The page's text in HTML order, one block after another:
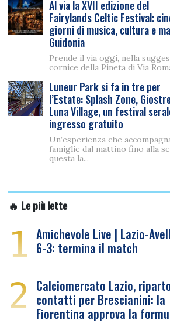
Al via la XVII edizione del
Fairylands Celtic Festival:
giorni di musica, cultura e
Guidonia
Prende il via oggi, nella
cornice della Pineta di Via
Luneur Park si fa in tre per
l’Estate: Splash Zone,
Luna Village, un festival
ingresso gratuito
Un’esperienza che
famiglie dal mattino fino alla
questa la...
🔥 Le più lette
1 Amichevole Live | Lazio-
6-3: termina il match
2 Calciomercato Lazio,
contatti per Brescianini: la
Fiorentina approva la